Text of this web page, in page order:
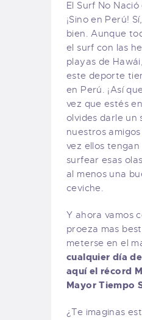
El Surf No
¡Sino en Perú!
bien. Aunque
el surf con las
playas de
este deporte
en Perú. ¡Así
vez que estés
olvides darle un
nuestros
vez ellos
surfear esas
al menos una
ceviche.
Y ahora vamos
proeza mas
meterse en el
cualquier día
aquí el récord
Mayor Tiempo
¿Te imaginas